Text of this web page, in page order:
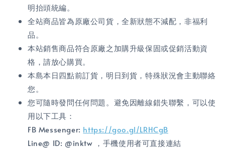
明抬頭統編。
全站商品皆為原廠公司貨，全新狀態不減配，非福利
品。
本站銷售商品符合原廠之加購升級保固或促銷活動資
格，請放心購買。
本島本日四點前訂貨，明日到貨，特殊狀況會主動聯絡
您。
您可隨時發問任何問題。避免因離線錯失聯繫，可以使
用以下工具：
FB Messenger: https://goo.gl/LRHCgB
Line@ ID: @inktw ，手機使用者可直接連結